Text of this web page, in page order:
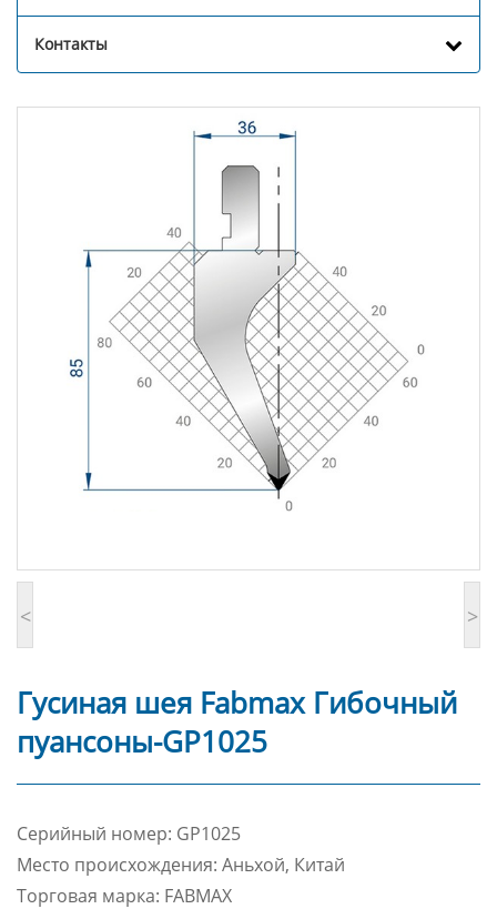
Контакты
< >
Гусиная шея Fabmax Гибочный
пуансоны-GP1025
Cерийный номер: GP1025
Место происхождения: Аньхой, Китай
Торговая марка: FABMAX